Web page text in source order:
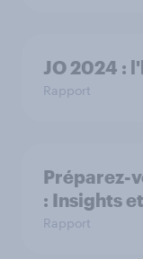
JO 2024 :
Rapport
Préparez-
: Insights
Rapport